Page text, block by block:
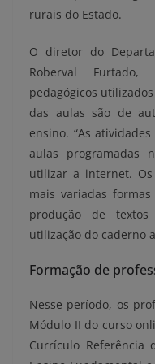
rurais do Estado.
O diretor do
Roberval
pedagógicos
das aulas são de
ensino. “As
aulas programadas
utilizar a internet.
mais variadas
produção de
utilização do caderno
Formação de
Nesse período, os
Módulo II do curso
Currículo Referência